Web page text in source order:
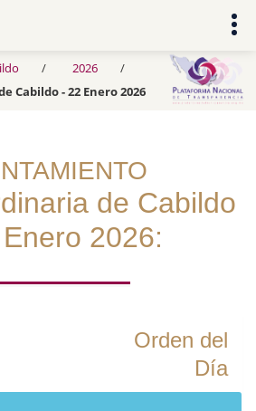
2026
Cabildo - 22 Enero 2026
de Cabildo
2026:
Orden del
Día